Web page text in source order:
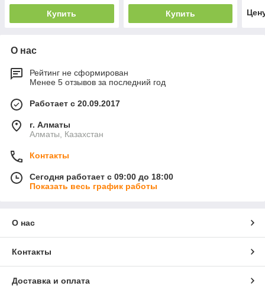
Купить Купить
О нас
Рейтинг не сформирован
Менее 5 отзывов за последний год
Работает с 20.09.2017
г. Алматы
Алматы, Казахстан
Контакты
Сегодня работает с 09:00 до 18:00
Показать весь график работы
О нас
Контакты
Доставка и оплата